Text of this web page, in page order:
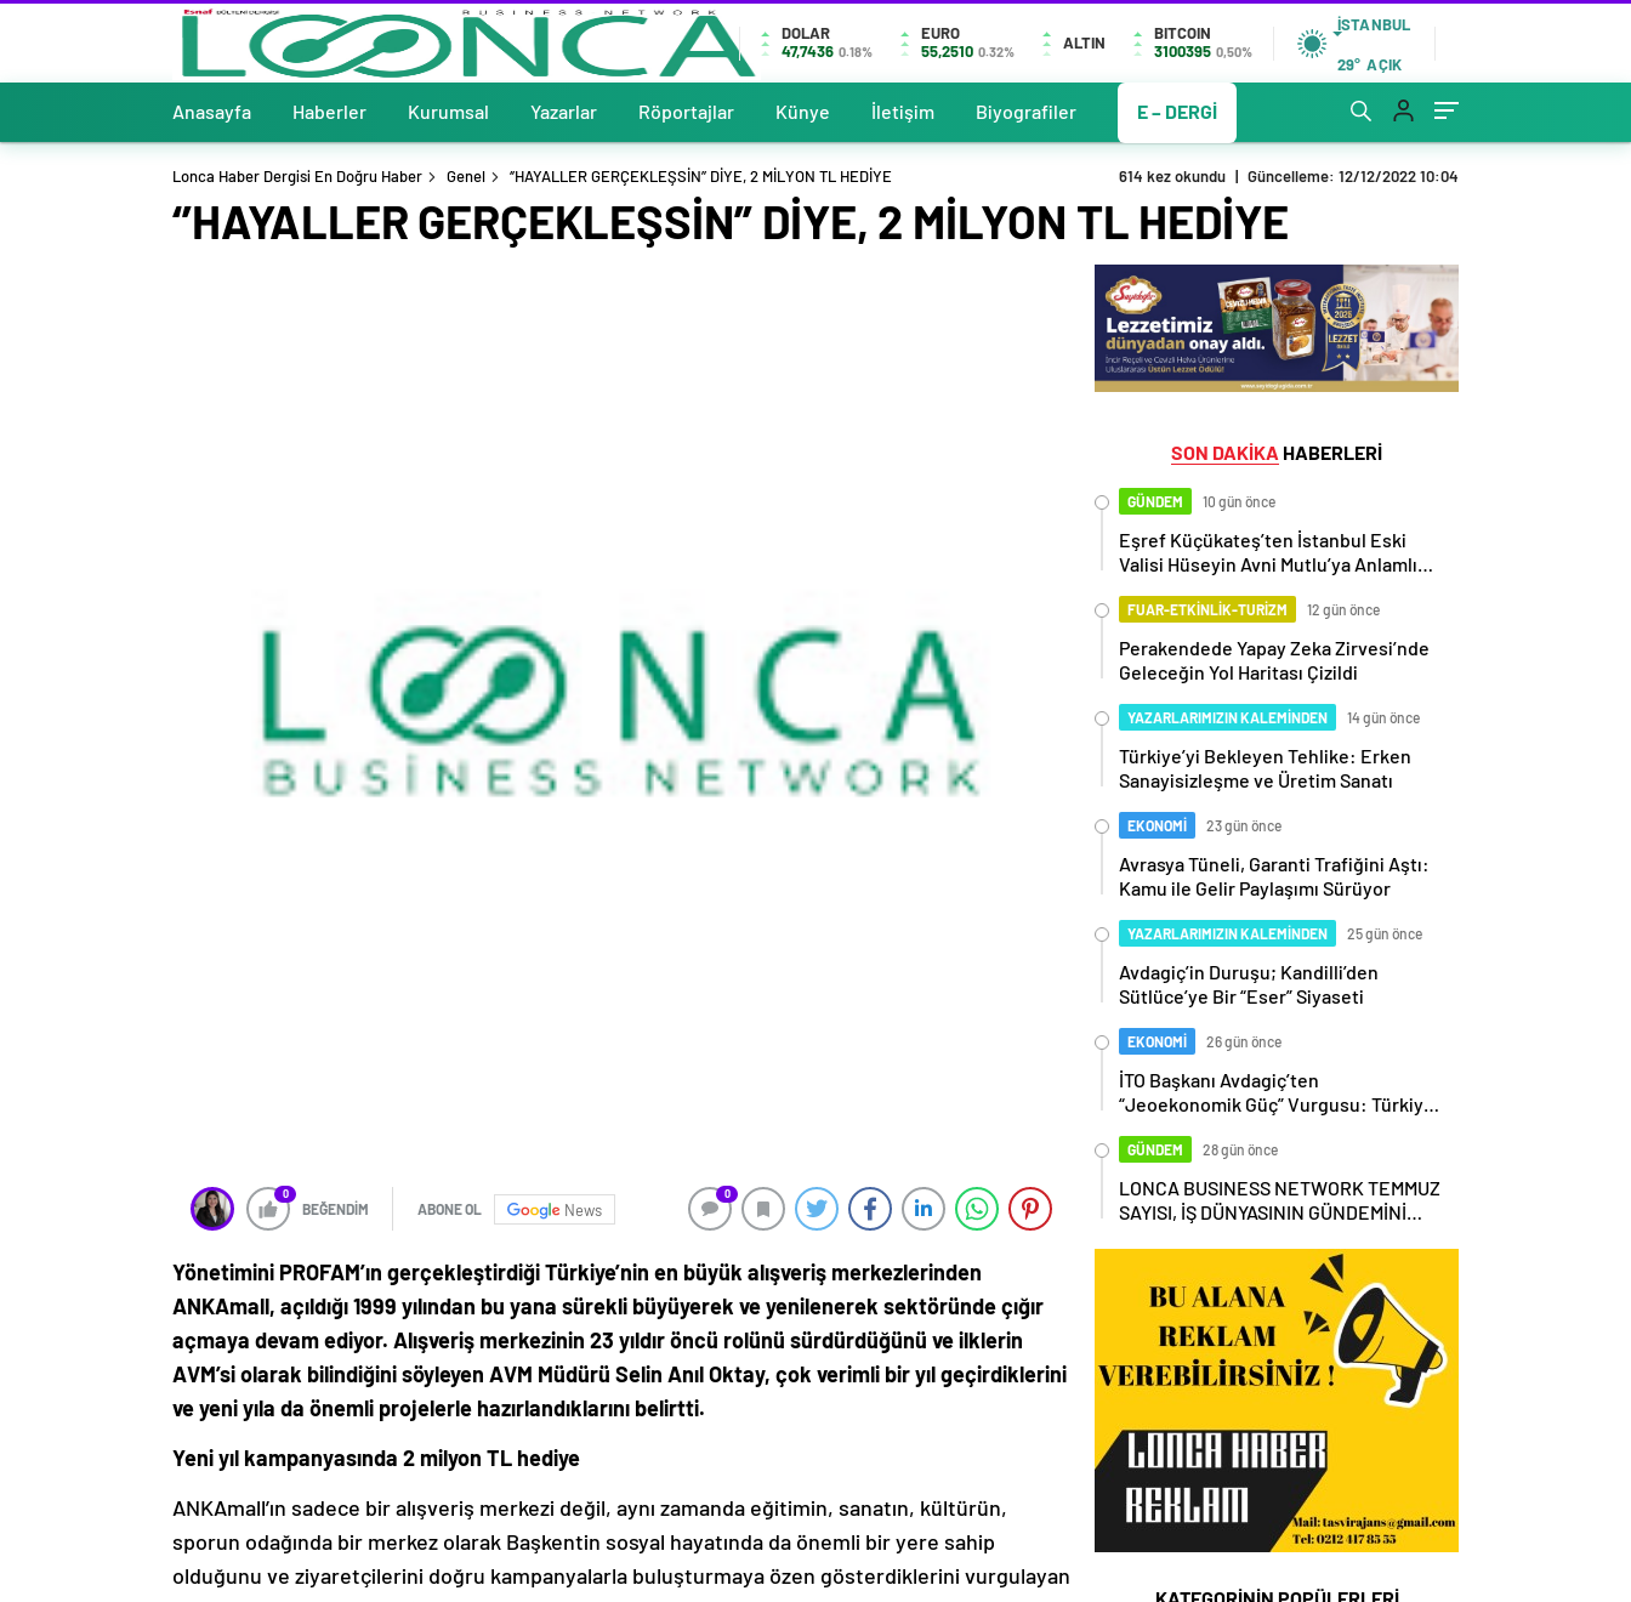
DOLAR
47,7436 0.18%
EURO
55,2510 0.32% ALTIN
BITCOIN
3100395 0,50%
İSTANBUL
29° AÇIK
Anasayfa Haberler Kurumsal Yazarlar Röportajlar Künye İletişim Biyografiler E – DERGİ
Lonca Haber Dergisi En Doğru Haber Genel ‘’HAYALLER GERÇEKLEŞSİN’’ DİYE, 2 MİLYON TL HEDİYE 614 kez okundu | Güncelleme: 12/12/2022 10:04
‘’HAYALLER GERÇEKLEŞSİN’’ DİYE, 2 MİLYON TL HEDİYE
0
BEĞENDİM ABONE OL News
0
Yönetimini PROFAM’ın gerçekleştirdiği Türkiye’nin en büyük alışveriş merkezlerinden
ANKAmall, açıldığı 1999 yılından bu yana sürekli büyüyerek ve yenilenerek sektöründe çığır
açmaya devam ediyor. Alışveriş merkezinin 23 yıldır öncü rolünü sürdürdüğünü ve ilklerin
AVM’si olarak bilindiğini söyleyen AVM Müdürü Selin Anıl Oktay, çok verimli bir yıl geçirdiklerini
ve yeni yıla da önemli projelerle hazırlandıklarını belirtti.
Yeni yıl kampanyasında 2 milyon TL hediye
ANKAmall’ın sadece bir alışveriş merkezi değil, aynı zamanda eğitimin, sanatın, kültürün,
sporun odağında bir merkez olarak Başkentin sosyal hayatında da önemli bir yere sahip
olduğunu ve ziyaretçilerini doğru kampanyalarla buluşturmaya özen gösterdiklerini vurgulayan
SON DAKİKA HABERLERİ
GÜNDEM 10 gün önce
Eşref Küçükateş’ten İstanbul Eski
Valisi Hüseyin Avni Mutlu’ya Anlamlı
FUAR-ETKİNLİK-TURİZM 12 gün önce
Perakendede Yapay Zeka Zirvesi’nde
Geleceğin Yol Haritası Çizildi
YAZARLARIMIZIN KALEMİNDEN 14 gün önce
Türkiye’yi Bekleyen Tehlike: Erken
Sanayisizleşme ve Üretim Sanatı
EKONOMİ 23 gün önce
Avrasya Tüneli, Garanti Trafiğini Aştı:
Kamu ile Gelir Paylaşımı Sürüyor
YAZARLARIMIZIN KALEMİNDEN 25 gün önce
Avdagiç’in Duruşu; Kandilli’den
Sütlüce’ye Bir “Eser” Siyaseti
EKONOMİ 26 gün önce
İTO Başkanı Avdagiç’ten
“Jeoekonomik Güç” Vurgusu: Türkiye,
Olmalı
GÜNDEM 28 gün önce
LONCA BUSINESS NETWORK TEMMUZ
SAYISI, İŞ DÜNYASININ GÜNDEMİNİ